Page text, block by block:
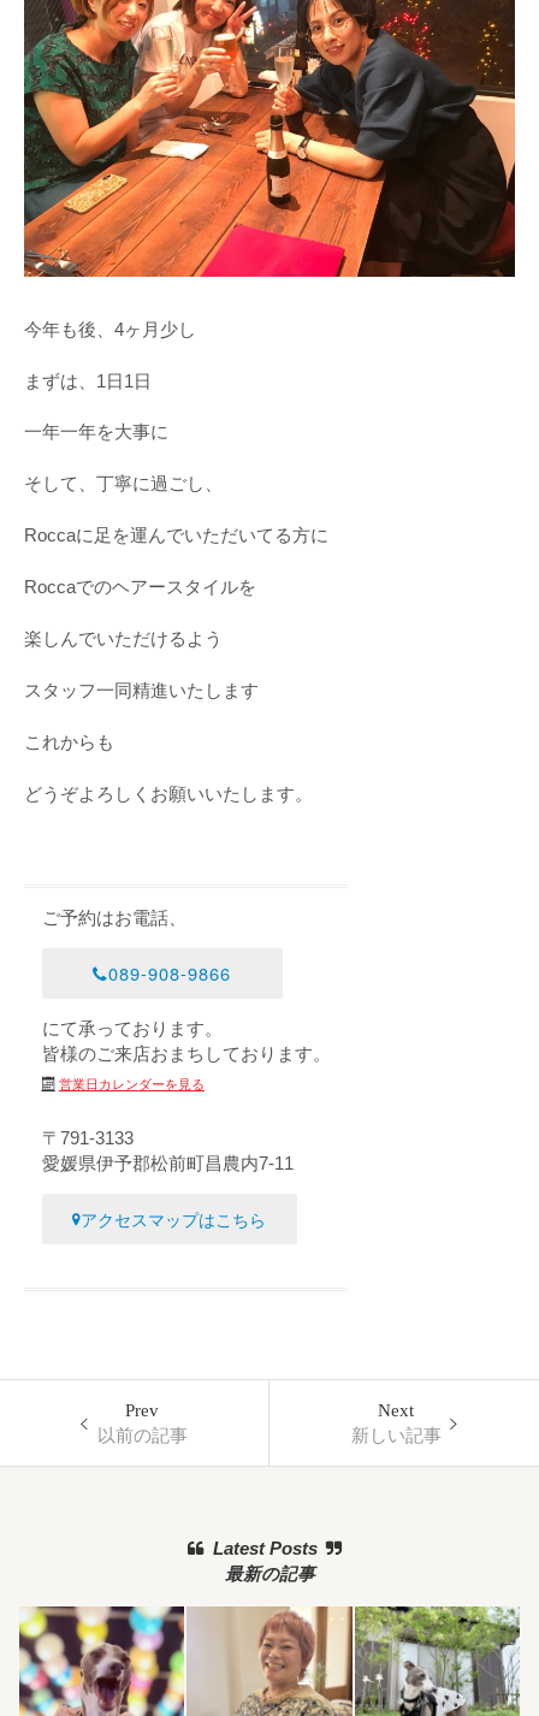
今年も後、4ヶ月少し
まずは、1日1日
一年一年を大事に
そして、丁寧に過ごし、
Roccaに足を運んでいただいてる方に
Roccaでのヘアースタイルを
楽しんでいただけるよう
スタッフ一同精進いたします
これからも
どうぞよろしくお願いいたします。
ご予約はお電話、
089-908-9866
にて承っております。
皆様のご来店おまちしております。
営業日カレンダーを見る
〒791-3133
愛媛県伊予郡松前町昌農内7-11
アクセスマップはこちら
Prev
以前の記事
Next
新しい記事
Latest Posts
最新の記事